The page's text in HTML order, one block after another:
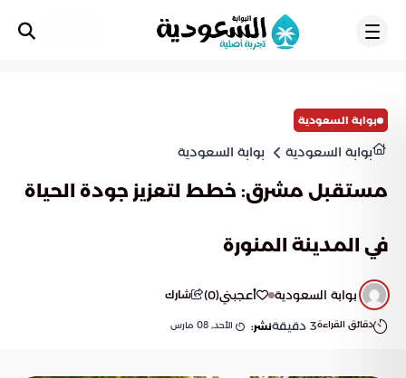
بوابة السعودية
بوابة السعودية بوابة السعودية
مستقبل مشرق: خطط لتعزيز جودة الحياة
في المدينة المنورة
بوابة السعودية أعجبني(
0
) شارك
دقائق القراءة3 دقيقةنشر: الأحد, 08 مارس